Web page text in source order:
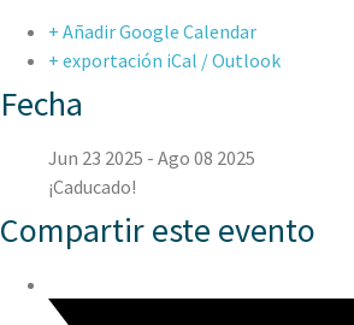
+ Añadir Google Calendar
+ exportación iCal / Outlook
Fecha
Jun 23 2025 - Ago 08 2025
¡Caducado!
Compartir este evento